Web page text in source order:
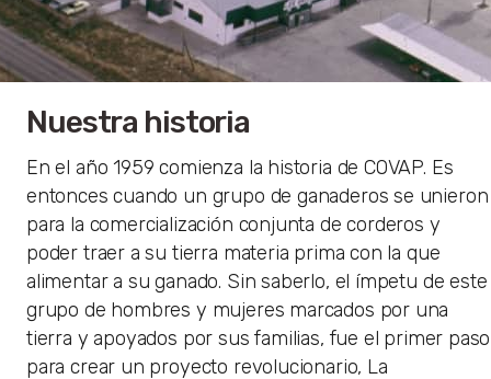
Nuestra historia
En el año 1959 comienza la historia de COVAP. Es
entonces cuando un grupo de ganaderos se unieron
para la comercialización conjunta de corderos y
poder traer a su tierra materia prima con la que
alimentar a su ganado. Sin saberlo, el ímpetu de este
grupo de hombres y mujeres marcados por una
tierra y apoyados por sus familias, fue el primer paso
para crear un proyecto revolucionario, La